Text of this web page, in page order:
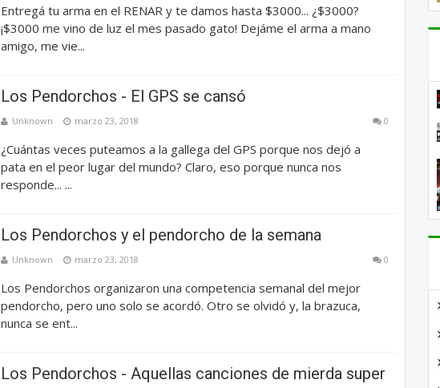
Entregá tu arma en el RENAR y te damos hasta $3000... ¿$3000?
¡$3000 me vino de luz el mes pasado gato! Dejáme el arma a mano
amigo, me vie...
Los Pendorchos - El GPS se cansó
Unknown marzo 23, 2018 0
¿Cuántas veces puteamos a la gallega del GPS porque nos dejó a
pata en el peor lugar del mundo? Claro, eso porque nunca nos
responde... ...
Los Pendorchos y el pendorcho de la semana
Unknown marzo 23, 2018 0
Los Pendorchos organizaron una competencia semanal del mejor
pendorcho, pero uno solo se acordó. Otro se olvidó y, la brazuca,
nunca se ent...
Los Pendorchos - Aquellas canciones de mierda super